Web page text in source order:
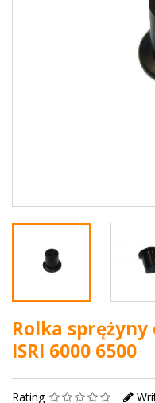
Rolka
ISRI 6000 6500
Rating